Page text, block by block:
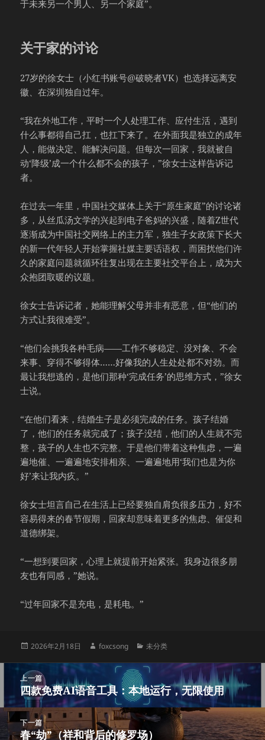
于未来另一个男人、另一个家庭”。
关于家的讨论
27岁的徐女士（小红书账号@破晓者VK）也选择远离安
徽、在深圳独自过年。
“我在外地工作，平时一个人处理工作、应付生活，遇到
什么事都得自己扛，也扛下来了。在外面我是独立的成年
人，能做决定、能解决问题。但每次一回家，我就被自
动‘降级’成一个什么都不会的孩子，”徐女士这样告诉记
者。
在过去一年里，中国社交媒体上关于“原生家庭”的讨论诸
多，从丝瓜汤文学的兴起到电子爸妈的兴盛，随着Z世代
逐渐成为中国社交网络上的主力军，独生子女政策下长大
的新一代年轻人开始掌握社媒主要话语权，而困扰他们许
久的家庭问题就循环往复出现在主要社交平台上，成为大
众抱团取暖的议题。
徐女士告诉记者，她能理解父母并非有恶意，但“他们的
方式让我很难受”。
“他们会挑我各种毛病——工作不够稳定、没对象、不会
来事、穿得不够得体……好像我的人生处处都不对劲。而
最让我想逃的，是他们那种‘完成任务’的思维方式，”徐女
士说。
“在他们看来，结婚生子是必须完成的任务。孩子结婚
了，他们的任务就完成了；孩子没结，他们的人生就不完
整，孩子的人生也不完整。于是他们带着这种焦虑，一遍
遍地催、一遍遍地安排相亲、一遍遍地用‘我们也是为你
好’来让我内疚。”
徐女士坦言自己在生活上已经要独自肩负很多压力，好不
容易得来的春节假期，回家却意味着更多的焦虑、催促和
道德绑架。
“一想到要回家，心理上就提前开始紧张。我身边很多朋
友也有同感，”她说。
“过年回家不是充电，是耗电。”
发
2026年2月18日
作
foxcsong
分
未分类
航
上一篇
上
篇
文
章：
四款免费AI语音工具：本地运行，无限使用
下一篇
下
春“劫”（祥和背后的修罗场）